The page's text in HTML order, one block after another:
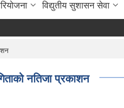
विद्युतीय सुशासन सेवा
नतिजा प्रकाशन